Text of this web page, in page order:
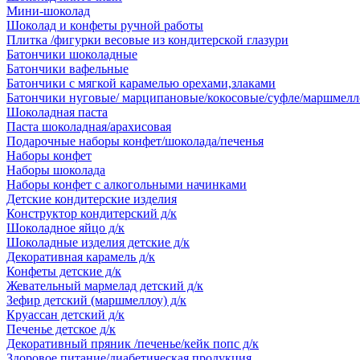
Мини-шоколад
Шоколад и конфеты ручной работы
Плитка /фигурки весовые из кондитерской глазури
Батончики шоколадные
Батончики вафельные
Батончики с мягкой карамелью орехами,злаками
Батончики нуговые/ марципановые/кокосовые/суфле/
Шоколадная паста
Паста шоколадная/арахисовая
Подарочные наборы конфет/шоколада/печенья
Наборы конфет
Наборы шоколада
Наборы конфет с алкогольными начинками
Детские кондитерские изделия
Конструктор кондитерский д/к
Шоколадное яйцо д/к
Шоколадные изделия детские д/к
Декоративная карамель д/к
Конфеты детские д/к
Жевательный мармелад детский д/к
Зефир детский (маршмеллоу) д/к
Круассан детский д/к
Печенье детское д/к
Декоративный пряник /печенье/кейк попс д/к